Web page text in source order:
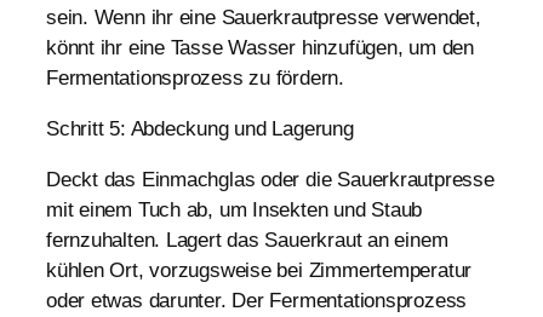
sein. Wenn ihr eine Sauerkrautpresse verwendet,
könnt ihr eine Tasse Wasser hinzufügen, um den
Fermentationsprozess zu fördern.
Schritt 5: Abdeckung und Lagerung
Deckt das Einmachglas oder die Sauerkrautpresse
mit einem Tuch ab, um Insekten und Staub
fernzuhalten. Lagert das Sauerkraut an einem
kühlen Ort, vorzugsweise bei Zimmertemperatur
oder etwas darunter. Der Fermentationsprozess